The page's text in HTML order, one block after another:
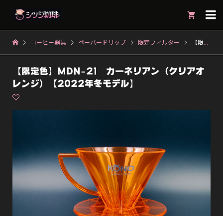

コーヒー器具 ペーパードリップ 限定フィルター 【限定色】MDN-21 カーネリアン（クリアオレンジ）【2022年冬モデル】
【限定色】MDN-21 カーネリアン（クリアオ
レンジ）【2022年冬モデル】